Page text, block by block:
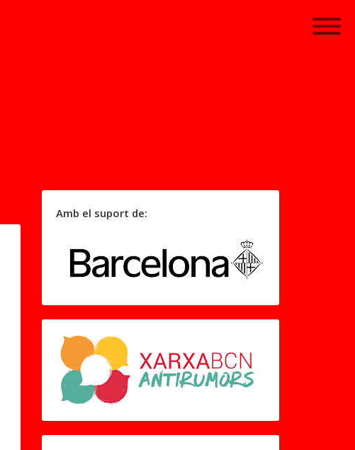
Amb el suport de: